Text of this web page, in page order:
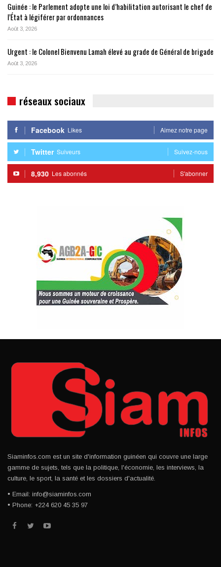
Guinée : le Parlement adopte une loi d’habilitation autorisant le chef de
l’État à légiférer par ordonnances
Août 3, 2026
Urgent : le Colonel Bienvenu Lamah élevé au grade de Général de brigade
Août 3, 2026
réseaux sociaux
Facebook Likes Aimez notre page
Twitter Suiveurs Suivez-nous
8,930 Les abonnés S'abonner
Siaminfos.com est un site d'information guinéen qui couvre une large
gamme de sujets, tels que la politique, l'économie, les interviews, la
culture, le sport, la santé et les dossiers d'actualité.
• Email: info@siaminfos.com
• Phone: +224 620 45 35 97